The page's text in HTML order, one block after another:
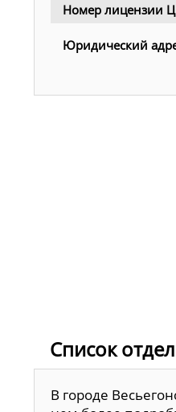
Номер лицензии
Юридический
Список
В городе